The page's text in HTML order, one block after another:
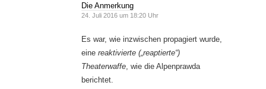
Die Anmerkung
24. Juli 2016 um 18:20 Uhr
Es war, wie inzwischen propagiert wurde,
eine reaktivierte („reaptierte“)
Theaterwaffe , wie die Alpenprawda
berichtet.